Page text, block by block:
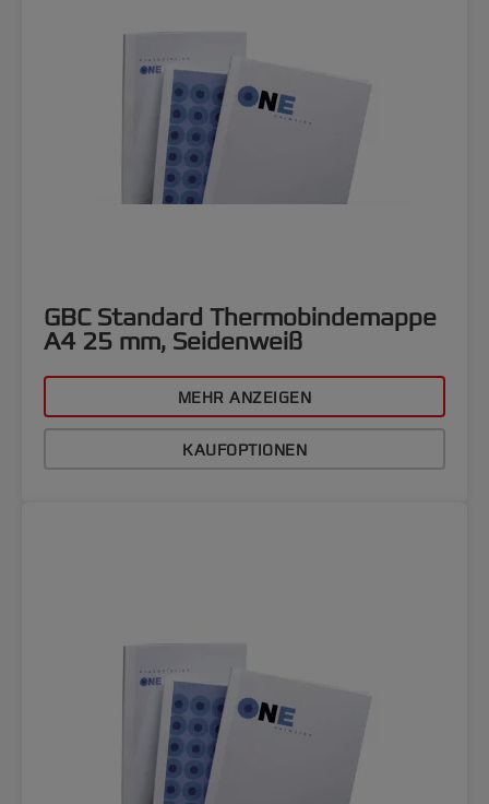
GBC Standard Thermobindemappe
A4 25 mm, Seidenweiß
MEHR ANZEIGEN
KAUFOPTIONEN